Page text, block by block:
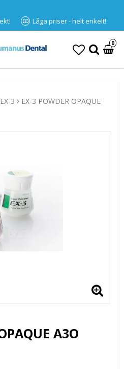
Låga priser - helt enkelt!
0
EX-3
EX-3 POWDER OPAQUE
A3O